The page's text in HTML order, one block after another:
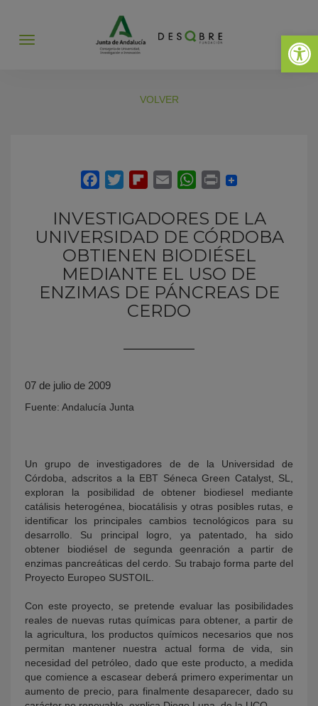
Abrir
Abrir
VOLVER
INVESTIGADORES DE LA
UNIVERSIDAD DE CÓRDOBA
OBTIENEN BIODIÉSEL
MEDIANTE EL USO DE
ENZIMAS DE PÁNCREAS DE
CERDO
07 de julio de 2009
Fuente: Andalucía Junta
Un grupo de investigadores de de la Universidad de
Córdoba, adscritos a la EBT Séneca Green Catalyst, SL,
exploran la posibilidad de obtener biodiesel mediante
catálisis heterogénea, biocatálisis y otras posibles rutas, e
identificar los principales cambios tecnológicos para su
desarrollo. Su principal logro, ya patentado, ha sido
obtener biodiésel de segunda geenración a partir de
enzimas pancreáticas del cerdo. Su trabajo forma parte del
Proyecto Europeo SUSTOIL.
Con este proyecto, se pretende evaluar las posibilidades
reales de nuevas rutas químicas para obtener, a partir de
la agricultura, los productos químicos necesarios que nos
permitan mantener nuestra actual forma de vida, sin
necesidad del petróleo, dado que este producto, a medida
que comience a escasear deberá primero experimentar un
aumento de precio, para finalmente desaparecer, dado su